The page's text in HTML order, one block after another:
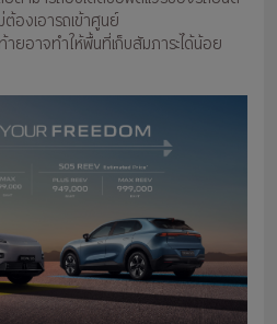
ต้องเอารถเข้าศูนย์
ยอาจทำให้พื้นที่เก็บสัมภาระได้น้อย